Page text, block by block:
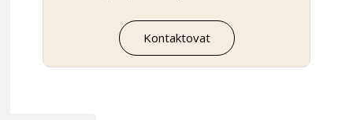
Kontaktovat